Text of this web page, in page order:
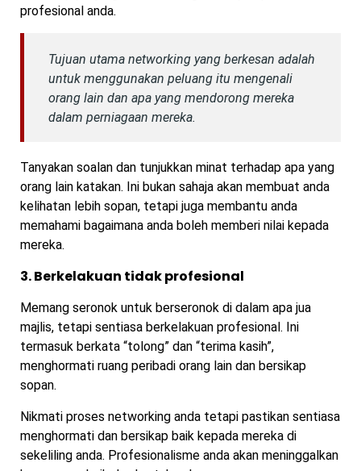
profesional anda.
Tujuan utama networking yang berkesan adalah
untuk menggunakan peluang itu mengenali
orang lain dan apa yang mendorong mereka
dalam perniagaan mereka.
Tanyakan soalan dan tunjukkan minat terhadap apa yang
orang lain katakan. Ini bukan sahaja akan membuat anda
kelihatan lebih sopan, tetapi juga membantu anda
memahami bagaimana anda boleh memberi nilai kepada
mereka.
3. Berkelakuan tidak profesional
Memang seronok untuk berseronok di dalam apa jua
majlis, tetapi sentiasa berkelakuan profesional. Ini
termasuk berkata “tolong” dan “terima kasih”,
menghormati ruang peribadi orang lain dan bersikap
sopan.
Nikmati proses networking anda tetapi pastikan sentiasa
menghormati dan bersikap baik kepada mereka di
sekeliling anda. Profesionalisme anda akan meninggalkan